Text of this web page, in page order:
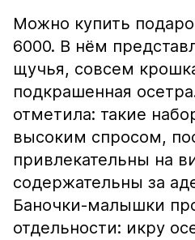
Можно купить
6000. В нём
щучья, совсем
подкрашенная
отметила: такие
высоким спросом,
привлекательны на
содержательны за
Баночки-малышки
отдельности: икру